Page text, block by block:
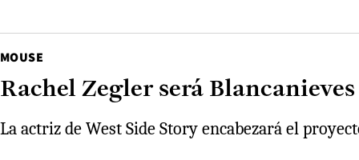
MOUSE
Rachel Zegler será
La actriz de West Side Story encabezará el